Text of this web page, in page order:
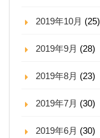
2019年10月 (25)
2019年9月 (28)
2019年8月 (23)
2019年7月 (30)
2019年6月 (30)